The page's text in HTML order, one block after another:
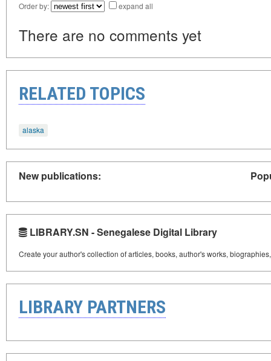
Order by: expand all
There are no comments yet
RELATED TOPICS
alaska
New publications:
LIBRARY.SN - Senegalese Digital Library
Create your author's collection of articles, books, author's works,
LIBRARY PARTNERS